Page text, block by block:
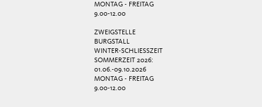
MONTAG - FREITAG
9.00-12.00
ZWEIGSTELLE
BURGSTALL
WINTER-SCHLIESSZEIT
SOMMERZEIT 2026:
01.06.-09.10.2026
MONTAG - FREITAG
9.00-12.00